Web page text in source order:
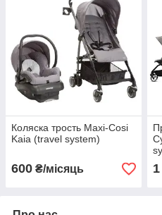
Коляска трость Maxi-Cosi
Kaia (travel system)
600 ₴/місяць